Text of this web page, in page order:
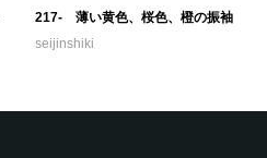
217- 薄い黄色、桜色、橙の振袖
seijinshiki